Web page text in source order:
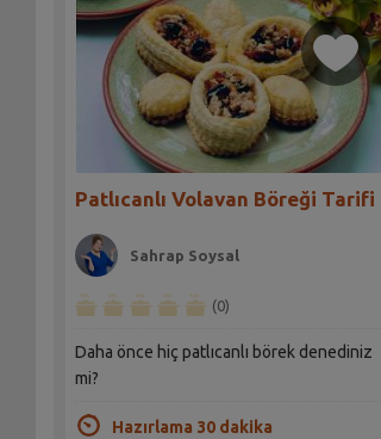
Patlıcanlı Volavan Böreği Tarifi
Sahrap Soysal
(0)
Daha önce hiç patlıcanlı börek denediniz
mi?
Hazırlama 30 dakika